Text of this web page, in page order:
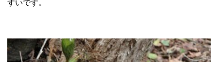
すいです。